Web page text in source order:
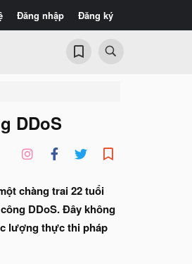
Đăng nhập Đăng ký
DDoS
chàng trai 22 tuổi
DDoS. Đây không
lượng thực thi pháp